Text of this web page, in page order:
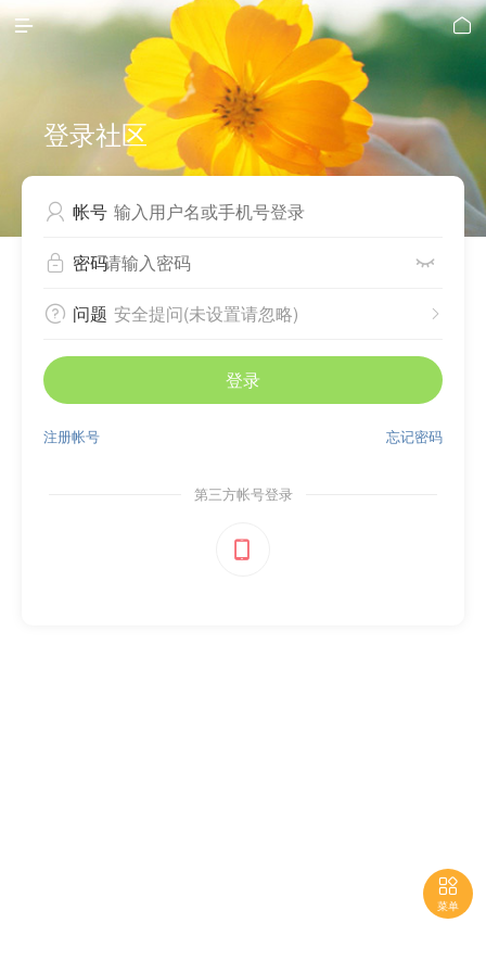
 
登录社区
 帐号
 密码 
 问题 
安全提问(未设置请忽略)
登录
忘记密码
注册帐号
第三方帐号登录


菜单